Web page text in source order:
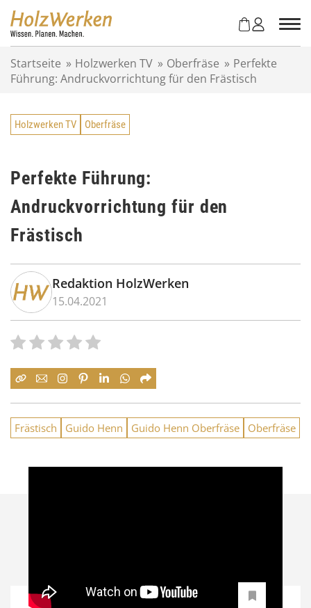
Startseite » Holzwerken TV » Oberfräse » Perfekte
Führung: Andruckvorrichtung für den Frästisch
Holzwerken TV Oberfräse
Perfekte Führung:
Andruckvorrichtung für den
Frästisch
Redaktion HolzWerken
15.04.2021
Frästisch Guido Henn Guido Henn Oberfräse Oberfräse